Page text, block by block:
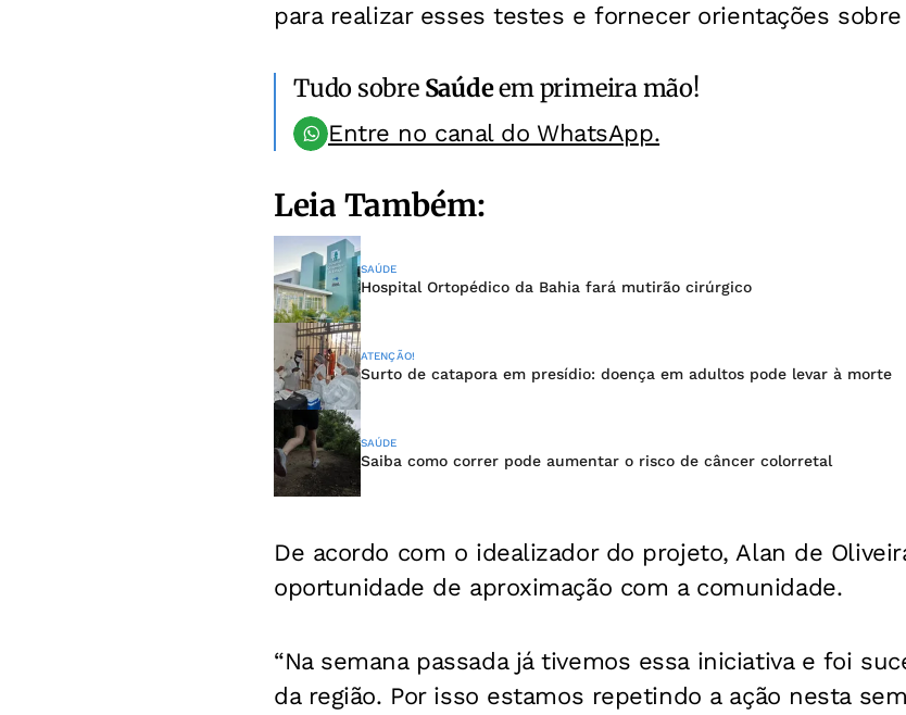
para realizar esses testes e fornecer orientações
Tudo sobre Saúdeem primeira mão!
Entre no canal do WhatsApp.
Leia Também:
SAÚDE
Hospital Ortopédico da Bahia fará mutirão cirúrgico
ATENÇÃO!
Surto de catapora em presídio: doença em adultos pode levar à morte
SAÚDE
Saiba como correr pode aumentar o risco de câncer colorretal
De acordo com o idealizador do projeto, Alan de
oportunidade de aproximação com a comunidade.
“Na semana passada já tivemos essa iniciativa e foi
da região. Por isso estamos repetindo a ação nesta